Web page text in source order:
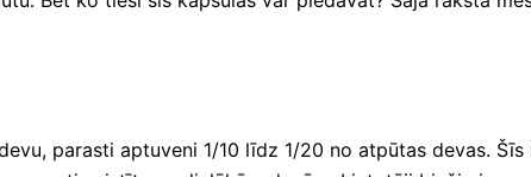
parasti aptuveni 1/10 līdz 1/20 no atpūtas devas.